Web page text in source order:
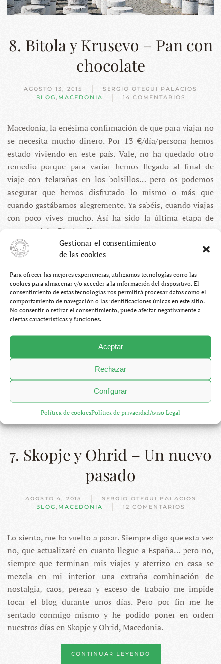
Gestionar el consentimiento
de las cookies
Para ofrecer las mejores experiencias, utilizamos tecnologías como las
cookies para almacenar y/o acceder a la información del dispositivo. El
consentimiento de estas tecnologías nos permitirá procesar datos como el
comportamiento de navegación o las identificaciones únicas en este sitio.
No consentir o retirar el consentimiento, puede afectar negativamente a
ciertas características y funciones.
Aceptar
Rechazar
Configurar
Política de cookiesPolítica de privacidadAviso Legal
8. Bitola y Krusevo – Pan con
chocolate
AGOSTO 13, 2015
SERGIO OTEGUI PALACIOS
BLOG, MACEDONIA 14 COMENTARIOS
EN
Y
KRUSEVO
–
PAN
CON
CHOCOLATE
Macedonia, la enésima confirmación de que para viajar no
se necesita mucho dinero. Por 13 €/día/persona hemos
estado viviendo en este país. Vale, no ha quedado otro
remedio porque para variar hemos llegado al final de
viaje con telarañas en los bolsillos… pero os podemos
asegurar que hemos disfrutado lo mismo o más que
cuando gastábamos alegremente. Ya sabéis, cuando viajas
con poco vives mucho. Así ha sido la última etapa de
nuestro viaje: Bitola y Krusevo.
CONTINUAR LEYENDO
7. Skopje y Ohrid – Un nuevo
pasado
AGOSTO 4, 2015
SERGIO OTEGUI PALACIOS
BLOG, MACEDONIA 12 COMENTARIOS
EN
Y
OHRID
–
UN
NUEVO
PASADO
Lo siento, me ha vuelto a pasar. Siempre digo que esta vez
no, que actualizaré en cuanto llegue a España… pero no,
siempre que terminan mis viajes y aterrizo en casa se
mezcla en mi interior una extraña combinación de
nostalgia, caos, pereza y exceso de trabajo me impide
tocar el blog durante unos días. Pero por fin me he
sentado conmigo mismo y he podido poner en orden
nuestros días en Skopje y Ohrid, Macedonia.
CONTINUAR LEYENDO